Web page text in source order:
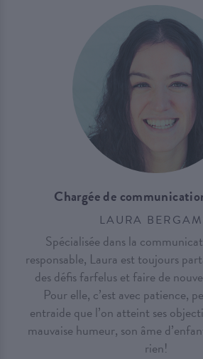
Chargée de
LAURA
Spécialisée dans la
responsable, Laura est toujours
des défis farfelus et faire de
Pour elle, c’est avec patience,
entraide que l’on atteint ses
mauvaise humeur, son âme
rien!